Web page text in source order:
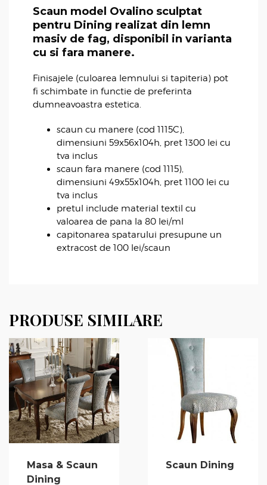
Scaun model Ovalino sculptat
pentru Dining realizat din lemn
masiv de fag, disponibil in varianta
cu si fara manere.
Finisajele (culoarea lemnului si tapiteria) pot
fi schimbate in functie de preferinta
dumneavoastra estetica.
scaun cu manere (cod 1115C),
dimensiuni 59x56x104h, pret 1300 lei cu
tva inclus
scaun fara manere (cod 1115),
dimensiuni 49x55x104h, pret 1100 lei cu
tva inclus
pretul include material textil cu
valoarea de pana la 80 lei/ml
capitonarea spatarului presupune un
extracost de 100 lei/scaun
PRODUSE SIMILARE
Masa & Scaun
Dining
Scaun Dining